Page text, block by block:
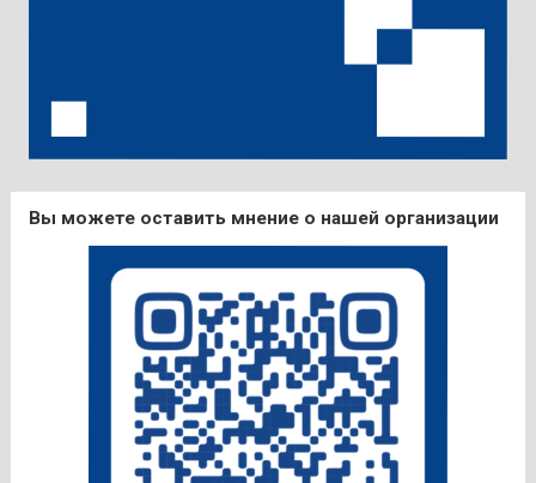
Вы можете оставить мнение о нашей организации